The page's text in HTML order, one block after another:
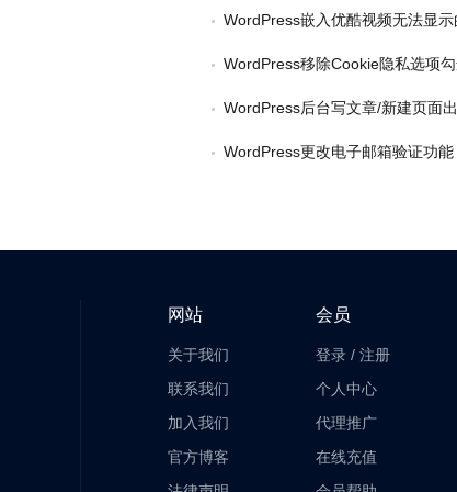
WordPress嵌入优酷视频无法显
WordPress移除Cookie隐私选项
WordPress后台写文章/新建页面
WordPress更改电子邮箱验证功能
网站
关于我们
联系我们
加入我们
官方博客
会员
登录 /注册
个人中心
代理推广
在线充值